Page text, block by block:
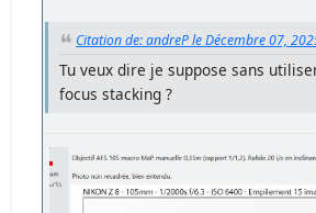
Citation de: andreP le Décembre 07,
Tu veux dire je suppose sans
focus stacking ?